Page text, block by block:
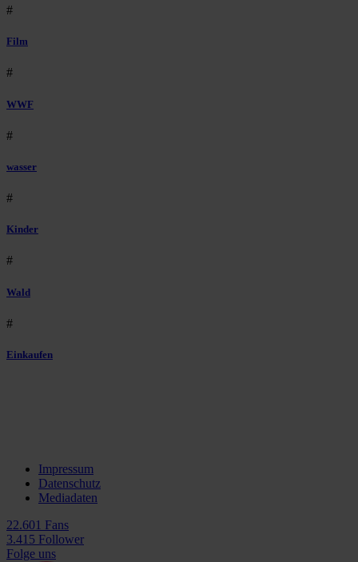
#
Film
#
WWF
#
wasser
#
Kinder
#
Wald
#
Einkaufen
Impressum
Datenschutz
Mediadaten
22.601 Fans
3.415 Follower
Folge uns